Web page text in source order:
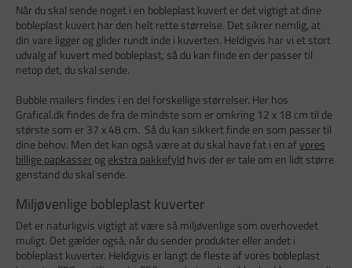
Når du skal sende noget i en bobleplast kuvert er det vigtigt at dine
bobleplast kuvert har den helt rette størrelse. Det sikrer nemlig, at
din vare ligger og glider rundt inde i kuverten. Heldigvis har vi et stort
udvalg af kuvert med bobleplast, så du kan finde en der passer til
netop det, du skal sende.
Bubble mailers findes i en del forskellige størrelser. Her hos
Grafical.dk findes de fra de mindste som er omkring 12 x 18 cm til de
største som er 37 x 48 cm. Så du kan sikkert finde en som passer til
dine behov. Men det kan også være at du skal have fat i en afvores
billige papkasserogekstra pakkefyld hvis der er tale om en lidt større
genstand du skal sende.
Miljøvenlige bobleplast kuverter
Det er naturligvis vigtigt at være så miljøvenlige som overhovedet
muligt. Det gælder også, når du sender produkter eller andet i
bobleplast kuverter. Heldigvis er langt de fleste af vores bobleplast